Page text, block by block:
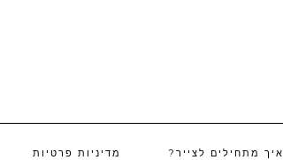
איך מתחילים לצייר? מדיניות פרטיות